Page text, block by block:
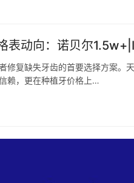
表动向：诺贝尔
修复缺失牙齿的首要选择方案。
赖，更在种植牙价格上…